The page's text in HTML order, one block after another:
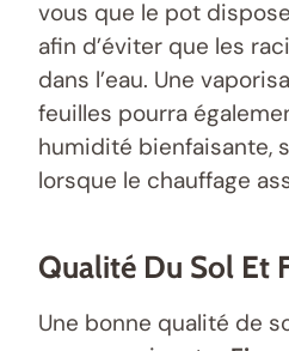
vous que le pot
afin d’éviter que les
dans l’eau. Une
feuilles pourra
humidité bienfaisante,
lorsque le chauffage
Qualité Du Sol Et
Une bonne qualité de